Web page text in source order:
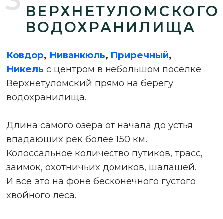
ДЛЯ ЛЮБИТЕЛЕЙ
Владельцы горников, спортов и
суперспортов – эти локации для вас!
Кировск ,Ревда,Апатиты,Мончегорск
эталонные горы с обилием снега и
(инфа на всякий случай).
Горы невысокие (сравнительно, конечно)в
среднем 600 – 900 метров. Самая высокая
точка над у/моря
г. Юдычвумчорр
Здесь почти везде есть
накатанные туристические трассы, но все-